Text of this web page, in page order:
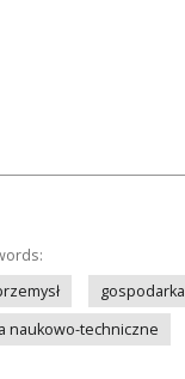
gospodarka
naukowo-techniczne